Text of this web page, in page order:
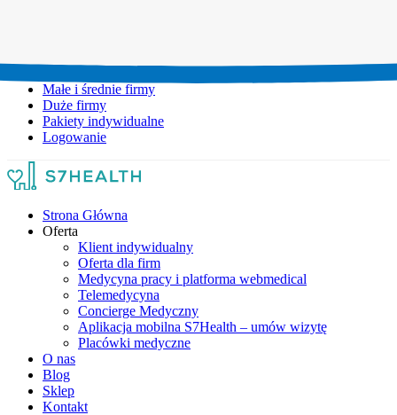
Małe i średnie firmy
Duże firmy
Pakiety indywidualne
Logowanie
Strona Główna
Oferta
Klient indywidualny
Oferta dla firm
Medycyna pracy i platforma webmedical
Telemedycyna
Concierge Medyczny
Aplikacja mobilna S7Health – umów wizytę
Placówki medyczne
O nas
Blog
Sklep
Kontakt